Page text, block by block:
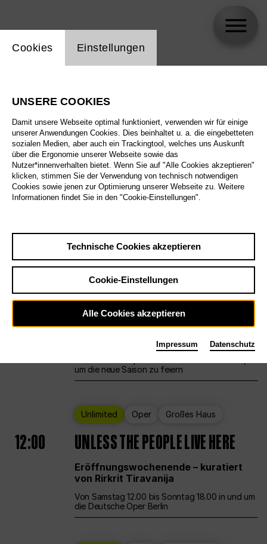
Alle Sparten
Alle Spielstätten
Alle Merkmale
Sa29.8.
Großes Haus
12:00 Eröffnungswochenende
um die neue Saison zu feiern
Unlimited Oper Großes Haus
12:00 UNLESS THE PEOPLE LIVE HERE
Eröffnungswochenende – kuratiert
von Rirkrit Tiravanija
Von Samstag 12.00 bis Sonntag 18.00 in und um
die Deutsche Oper Berlin
Einstellung Website Cookie
Cookies Einstellungen
UNSERE COOKIES
Damit unsere Webseite optimal funktioniert, verwenden wir für einige
unserer Anwendungen Cookies. Dies beinhaltet u. a. die eingebetteten
sozialen Medien, aber auch ein Trackingtool, welches uns Auskunft
über die Ergonomie unserer Webseite sowie das
Nutzer*innenverhalten bietet. Wenn Sie auf "Alle Cookies akzeptieren"
klicken, stimmen Sie der Verwendung von technisch notwendigen
Cookies sowie jenen zur Optimierung unserer Webseite zu. Weitere
Informationen findet Sie in den "Cookie-Einstellungen".
Technische Cookies akzeptieren
Cookie-Einstellungen
Alle Cookies akzeptieren
Impressum Datenschutz